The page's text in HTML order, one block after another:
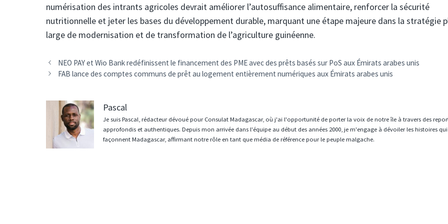
numérisation des intrants agricoles devrait améliorer l’autosuffisance alimentaire, renforcer la sécurité
nutritionnelle et jeter les bases du développement durable, marquant une étape majeure dans la stratégie
large de modernisation et de transformation de l’agriculture guinéenne.
Navigation
des
NEO PAY et Wio Bank redéfinissent le financement des PME avec des prêts basés sur PoS aux Émirats arabes unis
FAB lance des comptes communs de prêt au logement entièrement numériques aux Émirats arabes unis
Pascal
Je suis Pascal, rédacteur dévoué pour Consulat Madagascar, où j'ai l'opportunité de porter la voix de notre île à travers des
approfondis et authentiques. Depuis mon arrivée dans l'équipe au début des années 2000, je m'engage à dévoiler les histoires qui
façonnent Madagascar, affirmant notre rôle en tant que média de référence pour le peuple malgache.